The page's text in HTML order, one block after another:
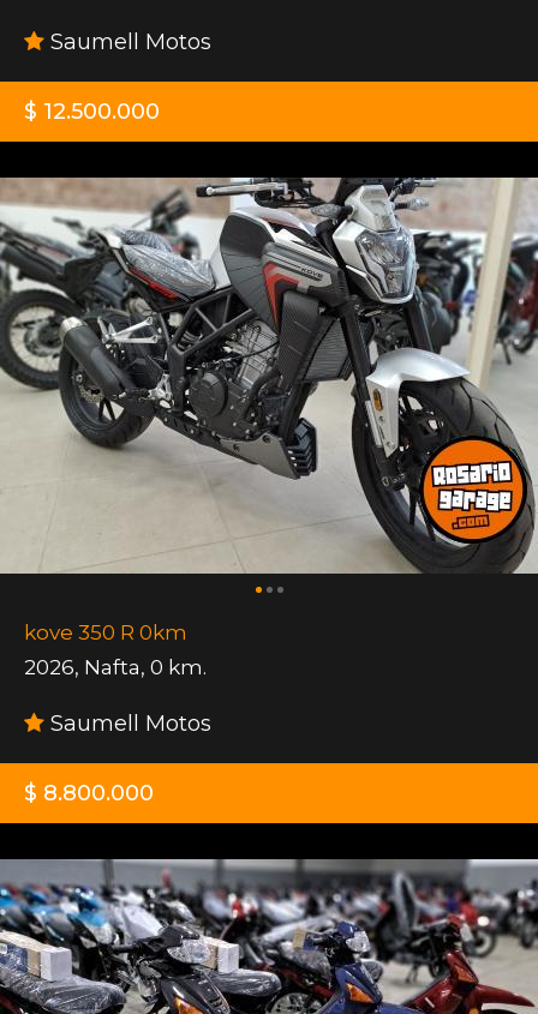
Saumell Motos
$ 12.500.000
kove 350 R 0km
2026, Nafta, 0 km.
Saumell Motos
$ 8.800.000